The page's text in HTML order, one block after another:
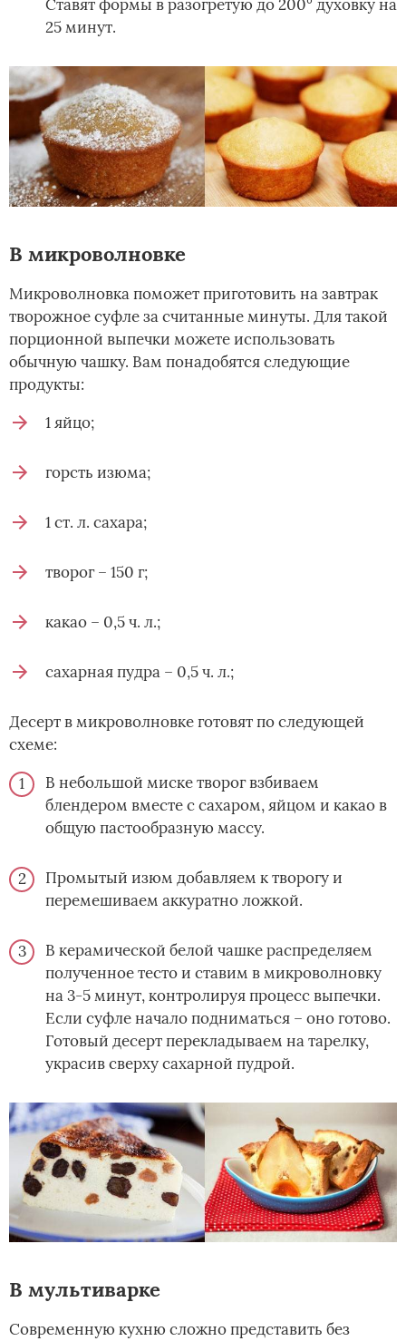
Ставят формы в разогретую до 200° духовку на
25 минут.
В микроволновке
Микроволновка поможет приготовить на завтрак
творожное суфле за считанные минуты. Для такой
порционной выпечки можете использовать
обычную чашку. Вам понадобятся следующие
продукты:
1 яйцо;
горсть изюма;
1 ст. л. сахара;
творог – 150 г;
какао – 0,5 ч. л.;
сахарная пудра – 0,5 ч. л.;
Десерт в микроволновке готовят по следующей
схеме:
В небольшой миске творог взбиваем
блендером вместе с сахаром, яйцом и какао в
общую пастообразную массу.
Промытый изюм добавляем к творогу и
перемешиваем аккуратно ложкой.
В керамической белой чашке распределяем
полученное тесто и ставим в микроволновку
на 3-5 минут, контролируя процесс выпечки.
Если суфле начало подниматься – оно готово.
Готовый десерт перекладываем на тарелку,
украсив сверху сахарной пудрой.
В мультиварке
Современную кухню сложно представить без